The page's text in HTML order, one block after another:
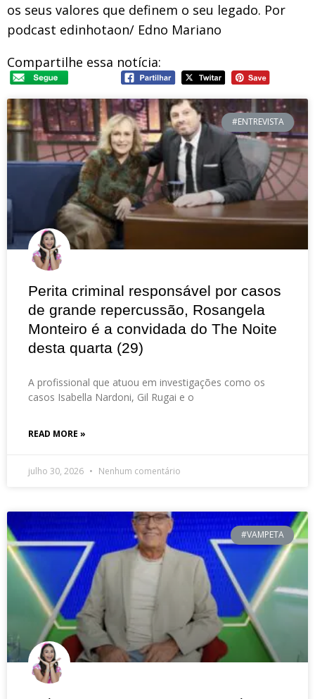
os seus valores que definem o seu legado. Por
podcast edinhotaon/ Edno Mariano
Compartilhe essa notícia:
#ENTREVISTA
Perita criminal responsável por casos
de grande repercussão, Rosangela
Monteiro é a convidada do The Noite
desta quarta (29)
A profissional que atuou em investigações como os
casos Isabella Nardoni, Gil Rugai e o
READ MORE »
julho 30, 2026 Nenhum comentário
#VAMPETA